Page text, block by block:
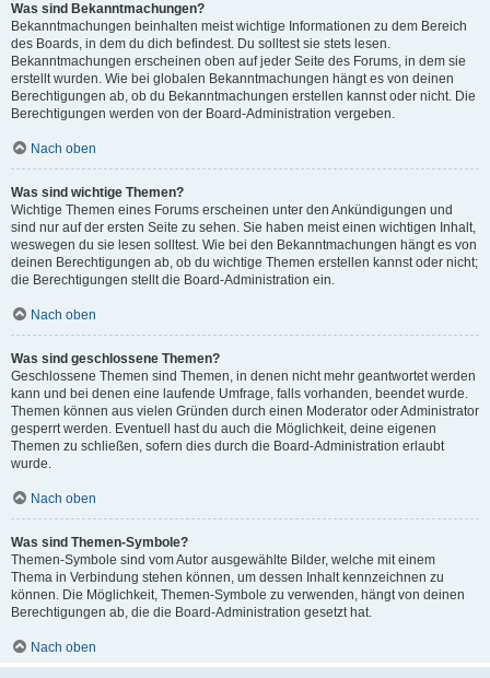
Was sind Bekanntmachungen?
Bekanntmachungen beinhalten meist wichtige Informationen zu dem Bereich
des Boards, in dem du dich befindest. Du solltest sie stets lesen.
Bekanntmachungen erscheinen oben auf jeder Seite des Forums, in dem sie
erstellt wurden. Wie bei globalen Bekanntmachungen hängt es von deinen
Berechtigungen ab, ob du Bekanntmachungen erstellen kannst oder nicht. Die
Berechtigungen werden von der Board-Administration vergeben.
Nach oben
Was sind wichtige Themen?
Wichtige Themen eines Forums erscheinen unter den Ankündigungen und
sind nur auf der ersten Seite zu sehen. Sie haben meist einen wichtigen Inhalt,
weswegen du sie lesen solltest. Wie bei den Bekanntmachungen hängt es von
deinen Berechtigungen ab, ob du wichtige Themen erstellen kannst oder nicht;
die Berechtigungen stellt die Board-Administration ein.
Nach oben
Was sind geschlossene Themen?
Geschlossene Themen sind Themen, in denen nicht mehr geantwortet werden
kann und bei denen eine laufende Umfrage, falls vorhanden, beendet wurde.
Themen können aus vielen Gründen durch einen Moderator oder Administrator
gesperrt werden. Eventuell hast du auch die Möglichkeit, deine eigenen
Themen zu schließen, sofern dies durch die Board-Administration erlaubt
wurde.
Nach oben
Was sind Themen-Symbole?
Themen-Symbole sind vom Autor ausgewählte Bilder, welche mit einem
Thema in Verbindung stehen können, um dessen Inhalt kennzeichnen zu
können. Die Möglichkeit, Themen-Symbole zu verwenden, hängt von deinen
Berechtigungen ab, die die Board-Administration gesetzt hat.
Nach oben